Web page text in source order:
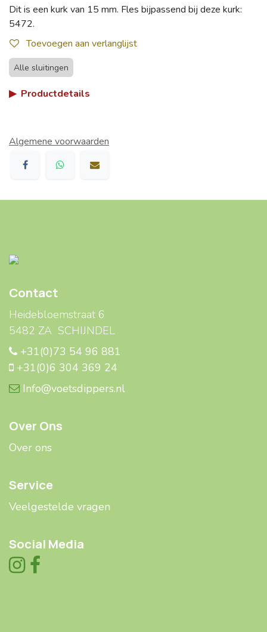
Dit is een kurk van 15 mm. Fles bijpassend bij deze kurk:
5472.
Toevoegen aan verlanglijst
Alle sluitingen
▶ Productdetails
Algemene voorwaarden
Contact
Heidebloemstraat 6
5482 ZA SCHIJNDEL
+31(0)73 54 96 881
+31(0)6 304 369 24
Info@voetsdippers.nl
Over Ons
Over ons
Service
Veelgestelde ​​vragen
Social Media